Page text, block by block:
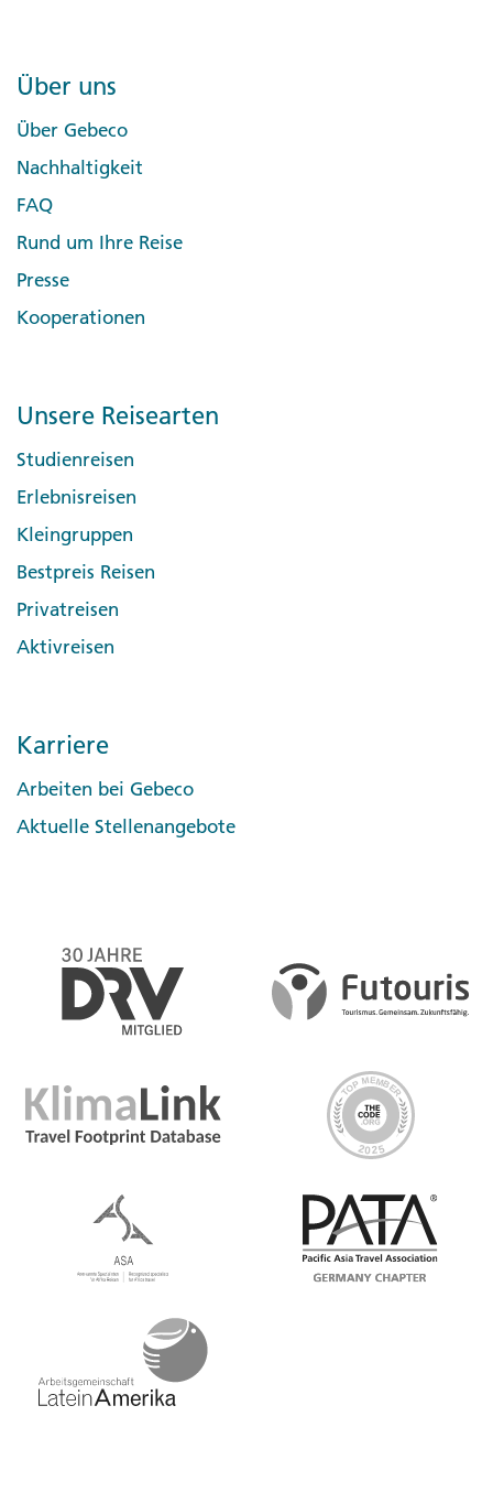
Über uns
Über Gebeco
Nachhaltigkeit
FAQ
Rund um Ihre Reise
Presse
Kooperationen
Unsere Reisearten
Studienreisen
Erlebnisreisen
Kleingruppen
Bestpreis Reisen
Privatreisen
Aktivreisen
Karriere
Arbeiten bei Gebeco
Aktuelle Stellenangebote